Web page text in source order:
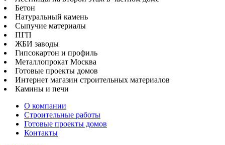
Бетон
Натуральный камень
Сыпучие материалы
ПГП
ЖБИ заводы
Гипсокартон и профиль
Металлопрокат Москва
Готовые проекты домов
Интернет магазин строительных материалов
Камины и печи
О компании
Строительные работы
Готовые проекты домов
Контакты